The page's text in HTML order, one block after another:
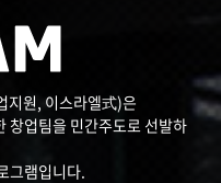
지원, 이스라엘式)은
창업팀을 민간주도로 선발하
그램입니다.